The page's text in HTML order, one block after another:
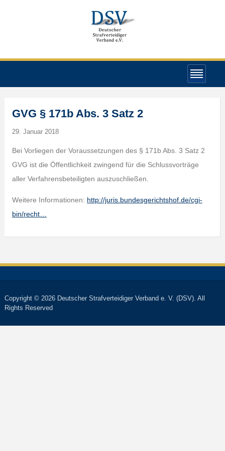
GVG § 171b Abs. 3 Satz 2
29. Januar 2018
Bei Vorliegen der Voraussetzungen des § 171b Abs. 3 Satz 2
GVG ist die Öffentlichkeit zwingend für die Schlussvorträge
aller Verfahrensbeteiligten auszuschließen.
Weitere Informationen: http://juris.bundesgerichtshof.de/cgi-
bin/recht…
Copyright © 2026 Deutscher Strafverteidiger Verband e. V. (DSV). All
Rights Reserved